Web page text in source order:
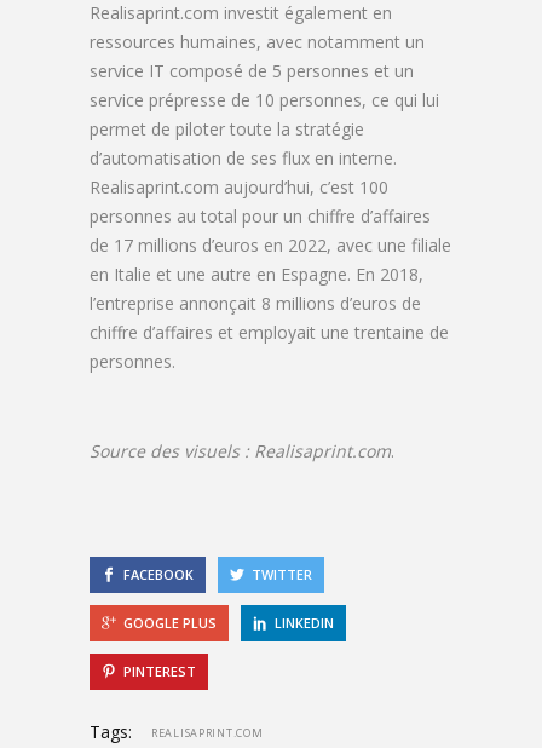
Realisaprint.com investit également en
ressources humaines, avec notamment un
service IT composé de 5 personnes et un
service prépresse de 10 personnes, ce qui lui
permet de piloter toute la stratégie
d’automatisation de ses flux en interne.
Realisaprint.com aujourd’hui, c’est 100
personnes au total pour un chiffre d’affaires
de 17 millions d’euros en 2022, avec une filiale
en Italie et une autre en Espagne. En 2018,
l’entreprise annonçait 8 millions d’euros de
chiffre d’affaires et employait une trentaine de
personnes.
Source des visuels : Realisaprint.com.
FACEBOOK TWITTER
GOOGLE PLUS LINKEDIN
PINTEREST
Tags: REALISAPRINT.COM